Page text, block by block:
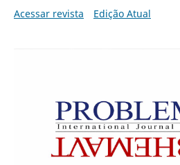
Acessar revista
Edição Atual